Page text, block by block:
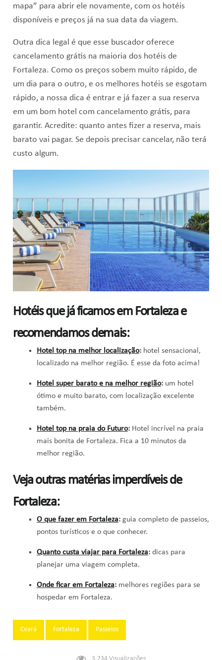
mapa” para abrir ele novamente, com os hotéis
disponíveis e preços já na sua data da viagem.
Outra dica legal é que esse buscador oferece
cancelamento grátis na maioria dos hotéis de
Fortaleza. Como os preços sobem muito rápido, de
um dia para o outro, e os melhores hotéis se esgotam
rápido, a nossa dica é entrar e já fazer a sua reserva
em um bom hotel com cancelamento grátis, para
garantir. Acredite: quanto antes fizer a reserva, mais
barato vai pagar. Se depois precisar cancelar, não terá
custo algum.
Hotéis que já ficamos em Fortaleza e
recomendamos demais:
Hotel top na melhor localização: hotel sensacional,
localizado na melhor região. É esse da foto acima!
Hotel super barato e na melhor região: um hotel
ótimo e muito barato, com localização excelente
também.
Hotel top na praia do Futuro: Hotel incrível na praia
mais bonita de Fortaleza. Fica a 10 minutos da
melhor região.
Veja outras matérias imperdíveis de
Fortaleza:
O que fazer em Fortaleza: guia completo de passeios,
pontos turísticos e o que conhecer.
Quanto custa viajar para Fortaleza: dicas para
planejar uma viagem completa.
Onde ficar em Fortaleza: melhores regiões para se
hospedar em Fortaleza.
Tags:
Ceará Fortaleza Passeios